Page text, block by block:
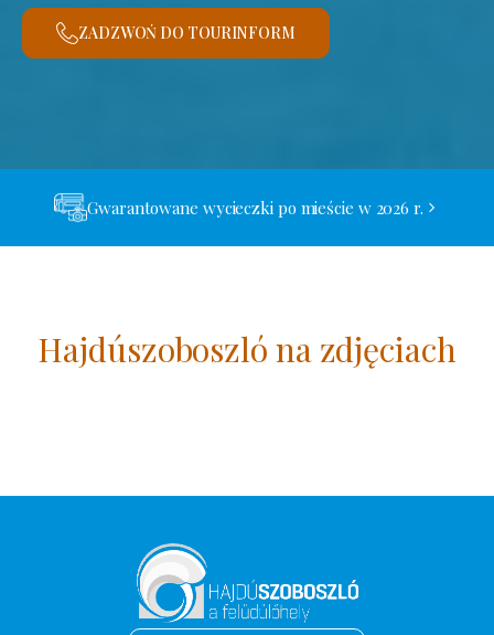
ZADZWOŃ DO TOURINFORM
Gwarantowane wycieczki po mieście w 2026 r.
Hajdúszoboszló na zdjęciach